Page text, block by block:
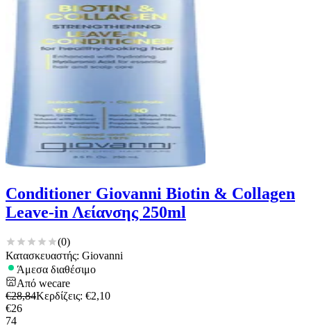
Conditioner Giovanni Biotin & Collagen
Leave-in Λείανσης 250ml
(0)
Κατασκευαστής: Giovanni
Άμεσα διαθέσιμο
Από wecare
€28,84Κερδίζεις: €2,10
€26
74